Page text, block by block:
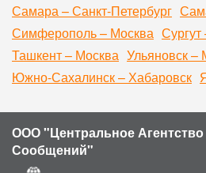
Самара – Санкт-Петербург
Симферополь – Москва
Ташкент – Москва Ульяновск –
Южно-Сахалинск – Хабаровск
ООО "Центральное
Сообщений"